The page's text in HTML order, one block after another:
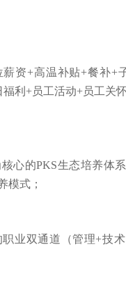
资+高温补贴+餐补+
福利+员工活动+员工关
心的PKS生态培养体
模式；
业双通道（管理+技